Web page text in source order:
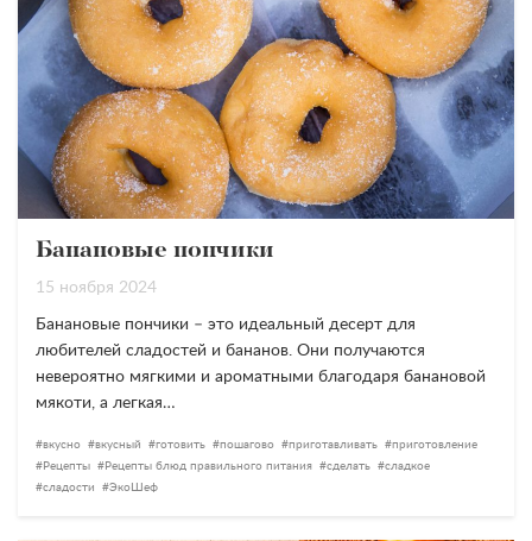
Банановые пончики
15 ноября 2024
Банановые пончики – это идеальный десерт для
любителей сладостей и бананов. Они получаются
невероятно мягкими и ароматными благодаря банановой
мякоти, а легкая…
вкусно вкусный готовить пошагово приготавливать
приготовление
Рецепты
Рецепты блюд правильного питания сделать
сладкое
сладости
ЭкоШеф